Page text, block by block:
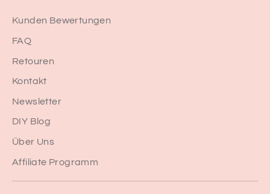
Kunden Bewertungen
FAQ
Retouren
Kontakt
Newsletter
DIY Blog
Über Uns
Affiliate Programm